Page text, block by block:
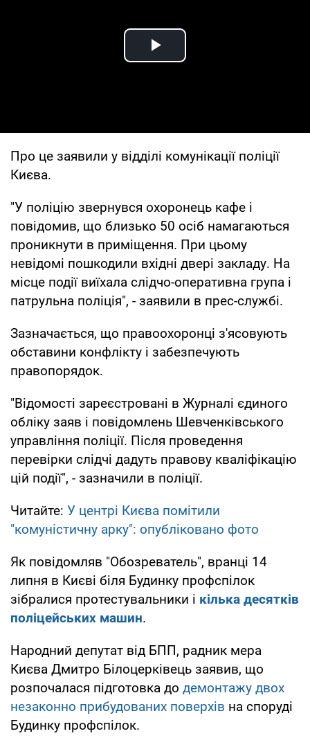
Play Video
Про це заявили у відділі комунікації поліції
Києва.
"У поліцію звернувся охоронець кафе і
повідомив, що близько 50 осіб намагаються
проникнути в приміщення. При цьому
невідомі пошкодили вхідні двері закладу. На
місце події виїхала слідчо-оперативна група і
патрульна поліція", - заявили в прес-службі.
Зазначається, що правоохоронці з'ясовують
обставини конфлікту і забезпечують
правопорядок.
"Відомості зареєстровані в Журналі єдиного
обліку заяв і повідомлень Шевченківського
управління поліції. Після проведення
перевірки слідчі дадуть правову кваліфікацію
цій події", - зазначили в поліції.
Читайте: У центрі Києва помітили
"комуністичну арку": опубліковано фото
Як повідомляв "Обозреватель", вранці 14
липня в Києві біля Будинку профспілок
зібралися протестувальники і кілька десятків
поліцейських машин.
Народний депутат від БПП, радник мера
Києва Дмитро Білоцерківець заявив, що
розпочалася підготовка до демонтажу двох
незаконно прибудованих поверхів на споруді
Будинку профспілок.